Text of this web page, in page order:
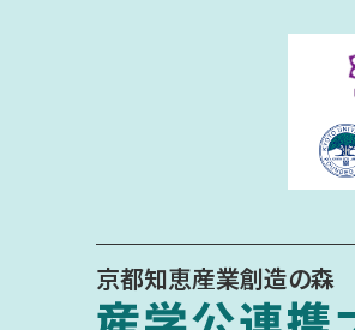
京都知恵産業創造の森